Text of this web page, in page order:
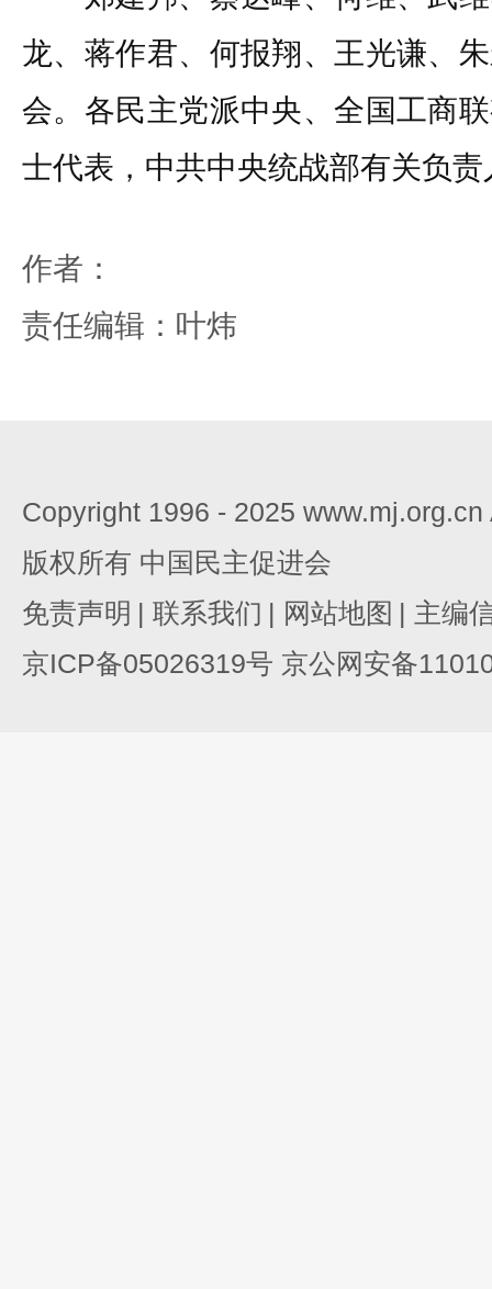
龙、蒋作君、何报翔、王光谦、
会。各民主党派中央、全国工商
士代表，中共中央统战部有关负
作者：
责任编辑：叶炜
Copyright 1996 - 2025
版权所有 中国民主促进会
免责声明 | 联系我们 | 网站地图 | 主编
京ICP备05026319号 京公网安备